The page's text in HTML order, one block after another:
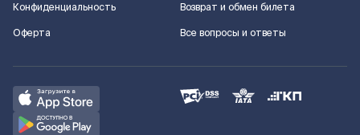
Конфиденциальность
Оферта
Возврат и обмен билета
Все вопросы и ответы